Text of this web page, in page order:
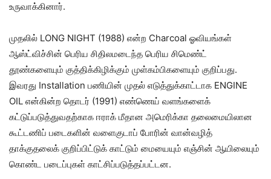
உருவாக்கினார்.
முதலில் LONG NIGHT (1988) என்ற Charcoal ஓவியங்கள்
ஆஸ்ட்விச்சின் பெரிய சிதிலமடைந்த பெரிய சிமெண்ட்
தூண்களையும் குத்திக்கிழிக்கும் முள்கம்பிகளையும் குறிப்பது.
இவரது Installation பணியின் முதல் எடுத்துக்காட்டாக ENGINE
OIL என்கின்ற தொடர் (1991) எண்ணெய் வளங்களைக்
கட்டுப்படுத்துவதற்காக ஈராக் மீதான அமெரிக்கா தலைமையிலான
கூட்டணிப் படைகளின் வளைகுடாப் போரின் வான்வழித்
தாக்குதலைக் குறிப்பிட்டுக் காட்டும் மையையும் எஞ்சின் ஆயிலையும்
கொண்ட படைப்புகள் காட்சிப்படுத்தப்பட்டன.